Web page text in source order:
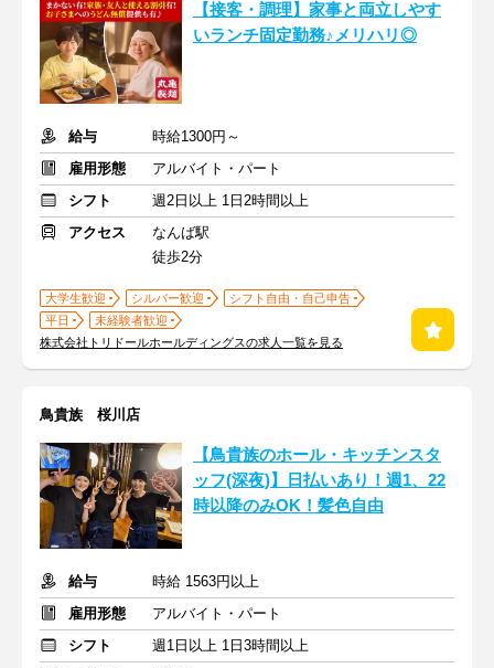
【接客・調理】家事と両立しやす
いランチ固定勤務♪メリハリ◎
給与
時給1300円～
雇用形態
アルバイト・パート
シフト
週2日以上 1日2時間以上
アクセス
なんば駅
徒歩2分
大学生歓迎 シルバー歓迎
シフト自由・自己申告
平日
未経験者歓迎
株式会社トリドールホールディングスの求人一覧を見る
鳥貴族 桜川店
【鳥貴族のホール・キッチンスタ
ッフ(深夜)】日払いあり！週1、22
時以降のみOK！髪色自由
給与
時給 1563円以上
雇用形態
アルバイト・パート
シフト
週1日以上 1日3時間以上